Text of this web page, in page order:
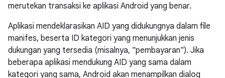
merutekan transaksi ke aplikasi Android yang benar.
Aplikasi mendeklarasikan AID yang didukungnya dalam file
manifes, beserta ID kategori yang menunjukkan jenis
dukungan yang tersedia (misalnya, "pembayaran"). Jika
beberapa aplikasi mendukung AID yang sama dalam
kategori yang sama, Android akan menampilkan dialog